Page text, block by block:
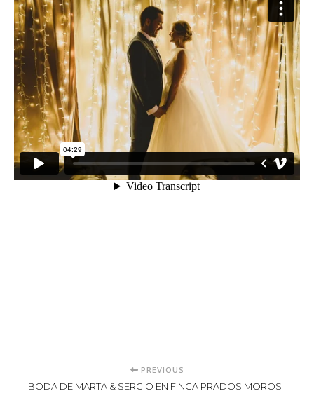
PREVIOUS
BODA DE MARTA & SERGIO EN FINCA PRADOS MOROS |